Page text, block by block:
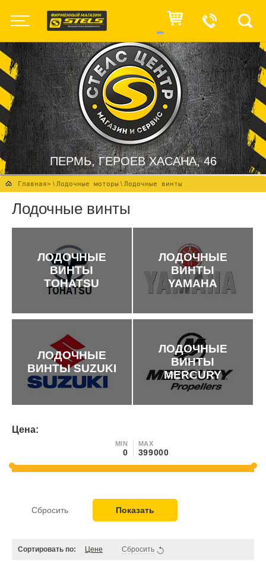
ПЕРМЬ, ГЕРОЕВ ХАСАНА, 46
Главная> \ Лодочные моторы \ Лодочные винты
Лодочные винты
ЛОДОЧНЫЕ
ВИНТЫ
TOHATSU
ЛОДОЧНЫЕ
ВИНТЫ
YAMAHA
ЛОДОЧНЫЕ
ВИНТЫ SUZUKI
ЛОДОЧНЫЕ
ВИНТЫ
MERCURY
Цена:
MIN MAX
Сбросить Показать
Сортировать по: Цене Сбросить